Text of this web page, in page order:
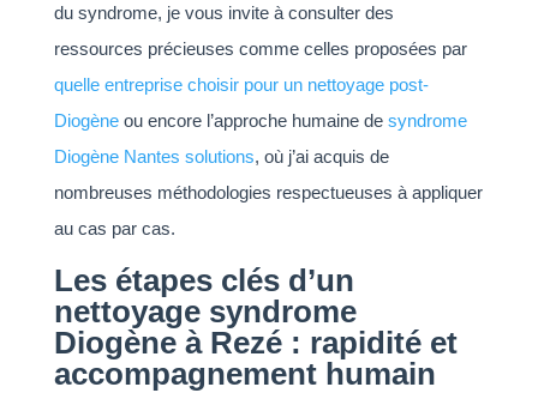
du syndrome, je vous invite à consulter des
ressources précieuses comme celles proposées par
quelle entreprise choisir pour un nettoyage post-
Diogèneou encore l’approche humaine de syndrome
Diogène Nantes solutions, où j’ai acquis de
nombreuses méthodologies respectueuses à appliquer
au cas par cas.
Les étapes clés d’un
nettoyage syndrome
Diogène à Rezé : rapidité et
accompagnement humain